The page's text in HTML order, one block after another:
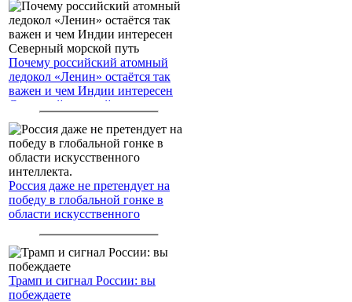
Почему российский атомный
ледокол «Ленин» остаётся так
важен и чем Индии интересен
Северный морской путь
Россия даже не претендует на
победу в глобальной гонке в
области искусственного
Трамп и сигнал России: вы
побеждаете